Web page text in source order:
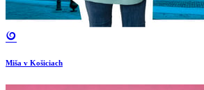
Miša v Košiciach